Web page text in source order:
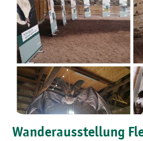
Wanderausstellung